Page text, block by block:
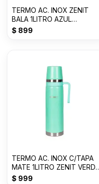
TERMO AC. INOX ZENIT
BALA 1LITRO AZUL
PETROLEO Z100XZAP
$ 899
TERMO AC. INOX C/TAPA
MATE 1LITRO ZENIT VERDE
CLARO ZF3VC
$ 999